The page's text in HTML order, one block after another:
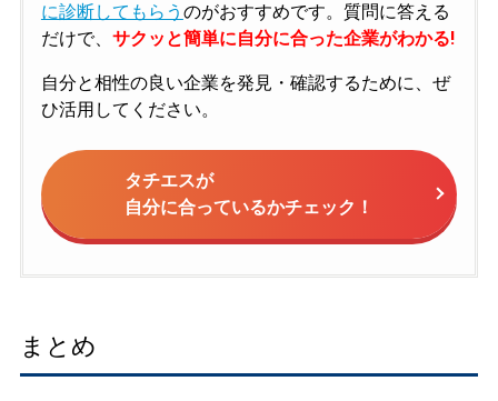
に診断してもらう のがおすすめです。質問に答える
だけで、 サクッと簡単に自分に合った企業がわかる!
自分と相性の良い企業を発見・確認するために、ぜ
ひ活用してください。
タチエスが
自分に合っているかチェック！
まとめ